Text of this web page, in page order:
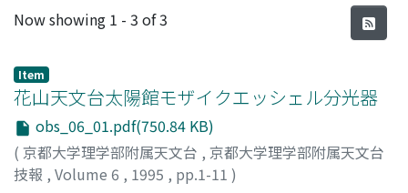
Recent Submissions
Now showing 1 - 3 of 3
Item
花山天文台太陽館モザイクエッシェル分光器
obs_06_01.pdf(750.84 KB)
( 京都大学理学部附属天文台 , 京都大学理学部附属天文台
技報 , Volume 6 , 1995 , pp.1-11 )